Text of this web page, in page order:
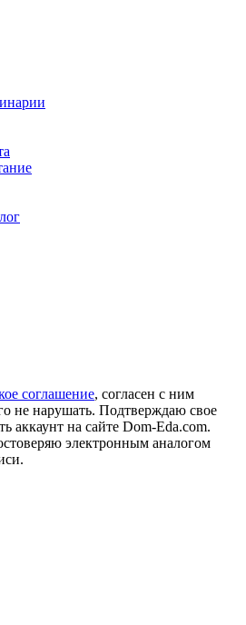
соглашение, согласен с ним
не нарушать. Подтверждаю свое
аккаунт на сайте Dom-Eda.com.
электронным аналогом